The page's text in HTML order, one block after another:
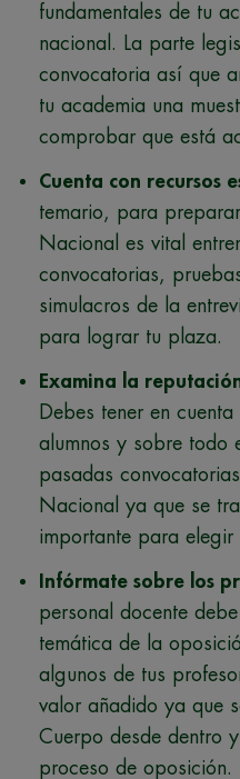
fundamentales de tu
nacional. La parte
convocatoria así que
tu academia una
comprobar que está
Cuenta con recursos
temario, para
Nacional es vital
convocatorias,
simulacros de la
para lograr tu plaza.
Examina la
Debes tener en
alumnos y sobre todo
pasadas
Nacional ya que se
importante para elegir
Infórmate sobre los
personal docente
temática de la
algunos de tus
valor añadido ya que
Cuerpo desde dentro
proceso de oposición.